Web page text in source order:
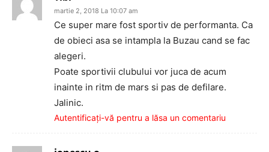
martie 2, 2018 La 10:07 am
Ce super mare fost sportiv de performanta. Ca
de obieci asa se intampla la Buzau cand se fac
alegeri.
Poate sportivii clubului vor juca de acum
inainte in ritm de mars si pas de defilare.
Jalinic.
Autentificați-vă pentru a lăsa un comentariu